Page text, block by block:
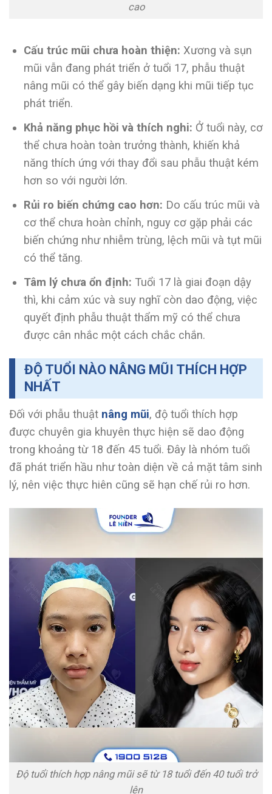
cao
Cấu trúc mũi chưa hoàn thiện: Xương và sụn
mũi vẫn đang phát triển ở tuổi 17, phẫu thuật
nâng mũi có thể gây biến dạng khi mũi tiếp tục
phát triển.
Khả năng phục hồi và thích nghi: Ở tuổi này, cơ
thể chưa hoàn toàn trưởng thành, khiến khả
năng thích ứng với thay đổi sau phẫu thuật kém
hơn so với người lớn.
Rủi ro biến chứng cao hơn: Do cấu trúc mũi và
cơ thể chưa hoàn chỉnh, nguy cơ gặp phải các
biến chứng như nhiễm trùng, lệch mũi và tụt mũi
có thể tăng.
Tâm lý chưa ổn định: Tuổi 17 là giai đoạn dậy
thì, khi cảm xúc và suy nghĩ còn dao động, việc
quyết định phẫu thuật thẩm mỹ có thể chưa
được cân nhắc một cách chắc chắn.
ĐỘ TUỔI NÀO NÂNG MŨI THÍCH HỢP
NHẤT
Đối với phẫu thuật nâng mũi, độ tuổi thích hợp
được chuyên gia khuyên thực hiện sẽ dao động
trong khoảng từ 18 đến 45 tuổi. Đây là nhóm tuổi
đã phát triển hầu như toàn diện về cả mặt tâm sinh
lý, nên việc thực hiên cũng sẽ hạn chế rủi ro hơn.
Độ tuổi thích hợp nâng mũi sẽ từ 18 tuổi đến 40 tuổi trở
lên